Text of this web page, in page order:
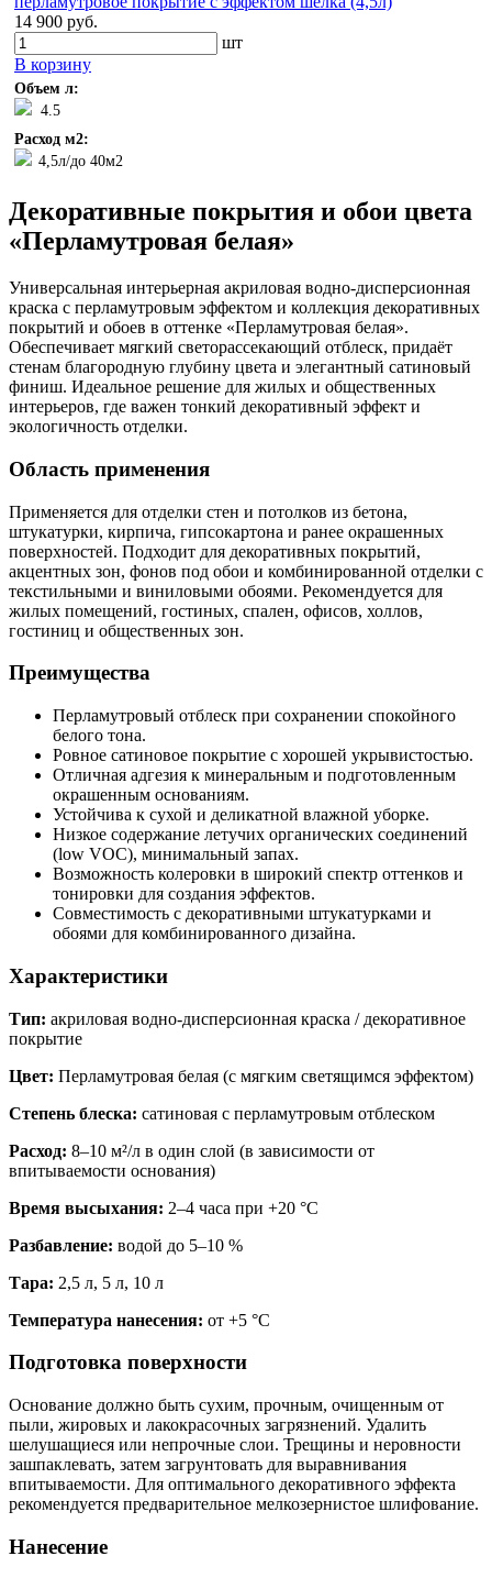
14 900 руб.
шт
В корзину
Объем л:
4.5
Расход м2:
4,5л/до 40м2
Декоративные покрытия и обои цвета
«Перламутровая белая»
Универсальная интерьерная акриловая водно-дисперсионная
краска с перламутровым эффектом и коллекция декоративных
покрытий и обоев в оттенке «Перламутровая белая».
Обеспечивает мягкий светорассекающий отблеск, придаёт
стенам благородную глубину цвета и элегантный сатиновый
финиш. Идеальное решение для жилых и общественных
интерьеров, где важен тонкий декоративный эффект и
экологичность отделки.
Область применения
Применяется для отделки стен и потолков из бетона,
штукатурки, кирпича, гипсокартона и ранее окрашенных
поверхностей. Подходит для декоративных покрытий,
акцентных зон, фонов под обои и комбинированной отделки с
текстильными и виниловыми обоями. Рекомендуется для
жилых помещений, гостиных, спален, офисов, холлов,
гостиниц и общественных зон.
Преимущества
Перламутровый отблеск при сохранении спокойного
белого тона.
Ровное сатиновое покрытие с хорошей укрывистостью.
Отличная адгезия к минеральным и подготовленным
окрашенным основаниям.
Устойчива к сухой и деликатной влажной уборке.
Низкое содержание летучих органических соединений
(low VOC), минимальный запах.
Возможность колеровки в широкий спектр оттенков и
тонировки для создания эффектов.
Совместимость с декоративными штукатурками и
обоями для комбинированного дизайна.
Характеристики
Тип: акриловая водно-дисперсионная краска / декоративное
покрытие
Цвет: Перламутровая белая (с мягким светящимся эффектом)
Степень блеска: сатиновая с перламутровым отблеском
Расход: 8–10 м²/л в один слой (в зависимости от
впитываемости основания)
Время высыхания: 2–4 часа при +20 °C
Разбавление: водой до 5–10 %
Тара: 2,5 л, 5 л, 10 л
Температура нанесения: от +5 °C
Подготовка поверхности
Основание должно быть сухим, прочным, очищенным от
пыли, жировых и лакокрасочных загрязнений. Удалить
шелушащиеся или непрочные слои. Трещины и неровности
зашпаклевать, затем загрунтовать для выравнивания
впитываемости. Для оптимального декоративного эффекта
рекомендуется предварительное мелкозернистое шлифование.
Нанесение